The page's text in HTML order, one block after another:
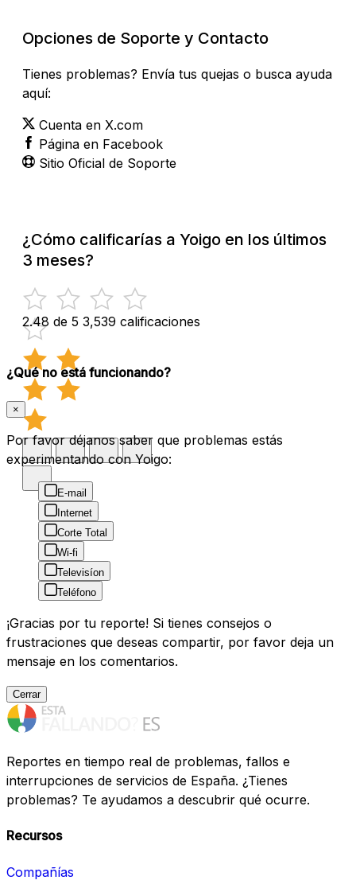
Opciones de Soporte y Contacto
Tienes problemas? Envía tus quejas o busca ayuda
aquí:
Cuenta en X.com
Página en Facebook
Sitio Oficial de Soporte
¿Cómo calificarías a Yoigo en los últimos
3 meses?
2.48 de 5 3,539 calificaciones
¿Qué no está funcionando?
×
Por favor déjanos saber que problemas estás
experimentando con Yoigo:
E-mail
Internet
Corte Total
Wi-fi
Televisíon
Teléfono
¡Gracias por tu reporte! Si tienes consejos o
frustraciones que deseas compartir, por favor deja un
mensaje en los comentarios.
Cerrar
Reportes en tiempo real de problemas, fallos e
interrupciones de servicios de España. ¿Tienes
problemas? Te ayudamos a descubrir qué ocurre.
Recursos
Compañías